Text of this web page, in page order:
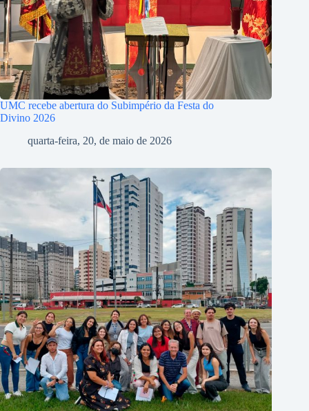
UMC recebe abertura do Subimpério da Festa do
Divino 2026
quarta-feira, 20, de maio de 2026